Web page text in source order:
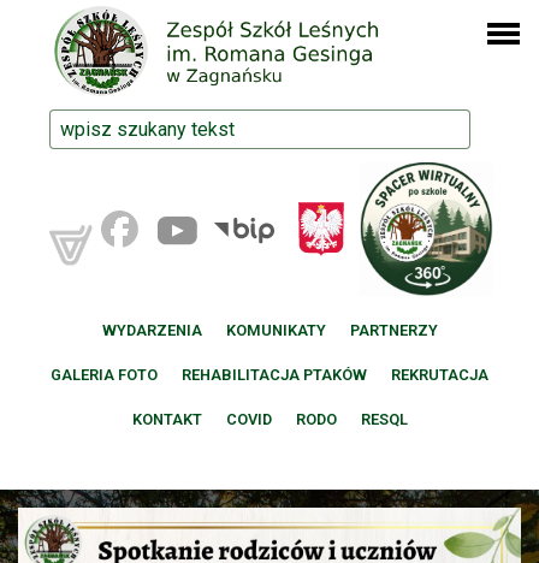
WYDARZENIA KOMUNIKATY PARTNERZY
GALERIA FOTO REHABILITACJA PTAKÓW REKRUTACJA
KONTAKT COVID RODO RESQL